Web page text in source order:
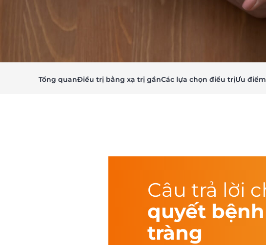
Tổng quanĐiều trị bằng xạ trị gầnCác lựa chọn điều trịƯu
Câu trả lời
quyết
tràng